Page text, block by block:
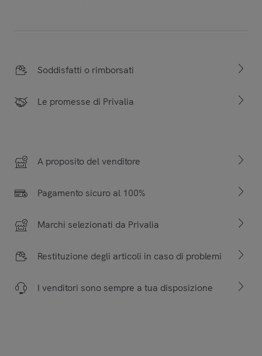
Soddisfatti o rimborsati
Le promesse di Privalia
A proposito del venditore
Pagamento sicuro al 100%
Marchi selezionati da Privalia
Restituzione degli articoli in caso di problemi
I venditori sono sempre a tua disposizione